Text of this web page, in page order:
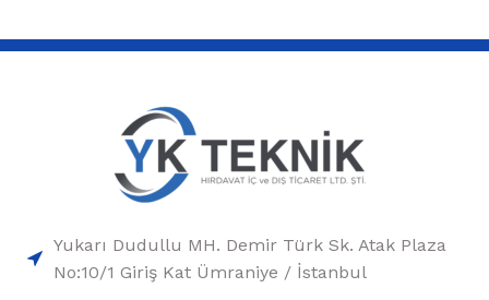
Yukarı Dudullu MH. Demir Türk Sk. Atak Plaza
No:10/1 Giriş Kat Ümraniye / İstanbul